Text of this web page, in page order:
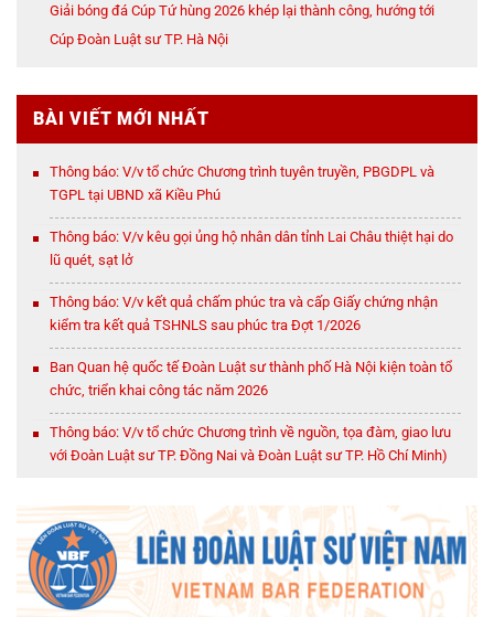
Giải bóng đá Cúp Tứ hùng 2026 khép lại thành công, hướng tới
Cúp Đoàn Luật sư TP. Hà Nội
BÀI VIẾT MỚI NHẤT
Thông báo: V/v tổ chức Chương trình tuyên truyền, PBGDPL và
TGPL tại UBND xã Kiều Phú
Thông báo: V/v kêu gọi ủng hộ nhân dân tỉnh Lai Châu thiệt hại do
lũ quét, sạt lở
Thông báo: V/v kết quả chấm phúc tra và cấp Giấy chứng nhận
kiểm tra kết quả TSHNLS sau phúc tra Đợt 1/2026
Ban Quan hệ quốc tế Đoàn Luật sư thành phố Hà Nội kiện toàn tổ
chức, triển khai công tác năm 2026
Thông báo: V/v tổ chức Chương trình về nguồn, tọa đàm, giao lưu
với Đoàn Luật sư TP. Đồng Nai và Đoàn Luật sư TP. Hồ Chí Minh)